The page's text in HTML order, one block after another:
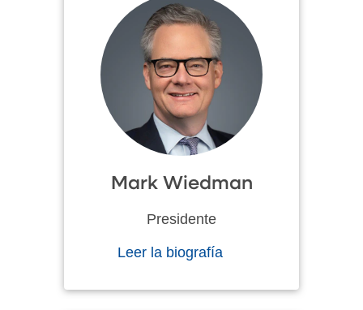
Mark Wiedman
Presidente
Leer la biografía